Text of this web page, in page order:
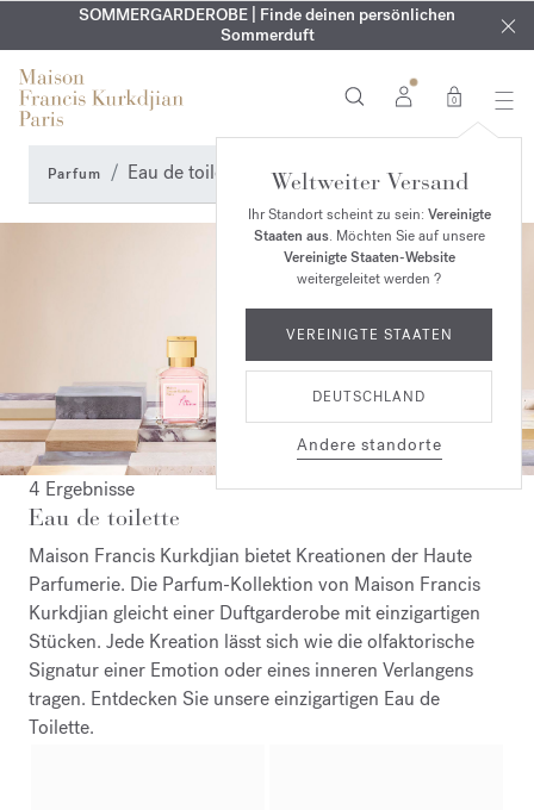
EXKLUSIV | Erhalten Sie OUD velvet moodin Ihrer Bestellung*
KOSTENLOSE GRAVUR | Auf alle Düfte und Körperöle bis zum
9. August
SOMMERGARDEROBE | Finde deinen persönlichen
Sommerduft
0
Weltweiter Versand
Ihr Standort scheint zu sein: Vereinigte
Staaten aus. Möchten Sie auf unsere
Vereinigte Staaten-Website
weitergeleitet werden ?
VEREINIGTE STAATEN
DEUTSCHLAND
Andere standorte
Parfum Eau de toilette
4 Ergebnisse
Eau de toilette
Maison Francis Kurkdjian bietet Kreationen der Haute
Parfumerie. Die Parfum-Kollektion von Maison Francis
Kurkdjian gleicht einer Duftgarderobe mit einzigartigen
Stücken. Jede Kreation lässt sich wie die olfaktorische
Signatur einer Emotion oder eines inneren Verlangens
tragen. Entdecken Sie unsere einzigartigen Eau de
Toilette.